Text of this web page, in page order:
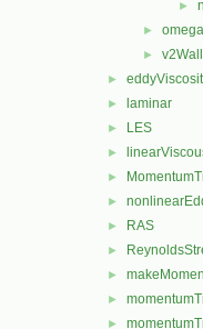
►
►
►
►
► laminar
► LES
►
►
►
► RAS
►
►
►
►